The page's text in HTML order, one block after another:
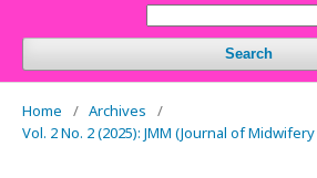
Search
Home / Archives
/
Vol. 2 No. 2 (2025): JMM (Journal of